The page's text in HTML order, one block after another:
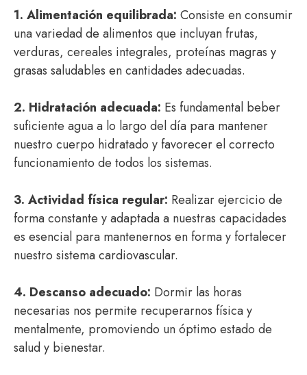
1. Alimentación equilibrada: Consiste en consumir
una variedad de alimentos que incluyan frutas,
verduras, cereales integrales, proteínas magras y
grasas saludables en cantidades adecuadas.
2. Hidratación adecuada: Es fundamental beber
suficiente agua a lo largo del día para mantener
nuestro cuerpo hidratado y favorecer el correcto
funcionamiento de todos los sistemas.
3. Actividad física regular: Realizar ejercicio de
forma constante y adaptada a nuestras capacidades
es esencial para mantenernos en forma y fortalecer
nuestro sistema cardiovascular.
4. Descanso adecuado: Dormir las horas
necesarias nos permite recuperarnos física y
mentalmente, promoviendo un óptimo estado de
salud y bienestar.